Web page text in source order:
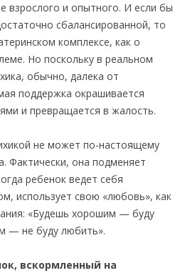
взрослого и опытного. И если бы
сбалансированной, то
комплексе, как о
Но поскольку в реальном
обычно, далека от
поддержка окрашивается
и превращается в жалость.
не может по-настоящему
Фактически, она подменяет
ребенок ведет себя
использует свою «любовь», как
«Будешь хорошим — буду
— не буду любить».
вскормленный на